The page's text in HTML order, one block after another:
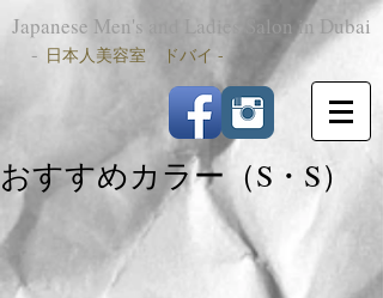
Japanese Men's and Ladies Salon in Dubai
- 日本人美容室 ドバイ -
おすすめカラー（S・S）